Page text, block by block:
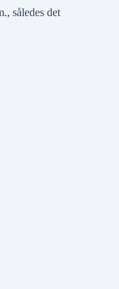
således det